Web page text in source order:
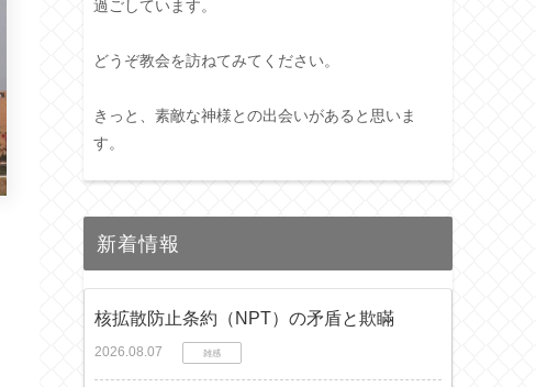
過ごしています。
どうぞ教会を訪ねてみてください。
きっと、素敵な神様との出会いがあると思いま
す。
新着情報
核拡散防止条約（NPT）の矛盾と欺瞞
2026.08.07 雑感